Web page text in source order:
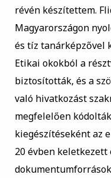
révén készítettem.
Magyarországon
és tíz tanárképzővel
Etikai okokból a
biztosították, és a
való hivatkozást
megfelelően
kiegészítéseként az
20 évben keletkezett